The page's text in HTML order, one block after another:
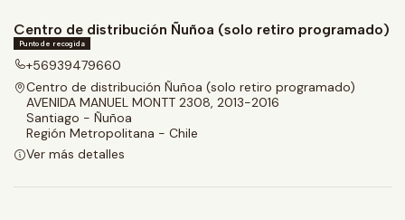
Centro de distribución Ñuñoa (solo retiro programado)
Punto de recogida
+56939479660
Centro de distribución Ñuñoa (solo retiro programado)
AVENIDA MANUEL MONTT 2308, 2013-2016
Santiago - Ñuñoa
Región Metropolitana - Chile
Ver más detalles